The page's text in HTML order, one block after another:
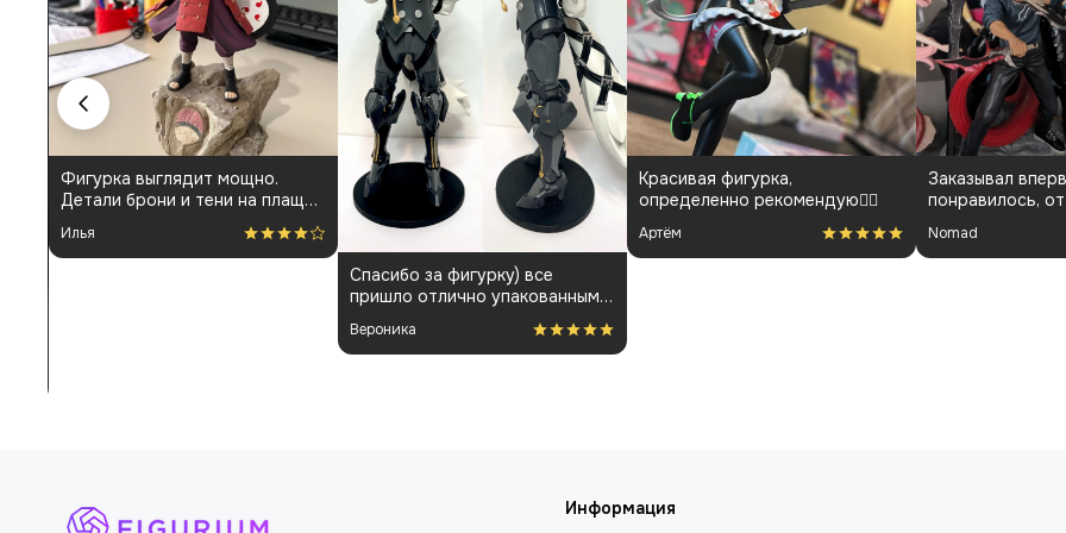
Фигурка выглядит мощно.
Детали брони и тени на плаще
проработаны аккуратно.
Пришла быстро и без
повреждений. Немного
Илья
Спасибо за фигурку) все
пришло отлично упакованным.
Отдельная благодарность за
покраску модели.
Вероника
Красивая фигурка,
определенно рекомендую👍🏻
Артём
Заказывал
понравилось,
менеджарами
покраса
Nomad
Информация